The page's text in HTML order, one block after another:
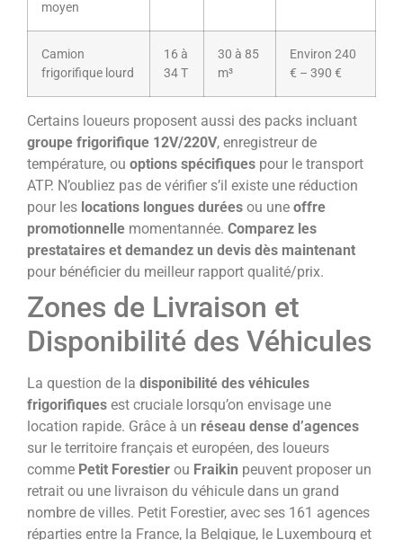
moyen
Camion
frigorifique lourd
16 à
34 T
30 à 85
m³
Environ 240
€ – 390 €
Certains loueurs proposent aussi des packs incluant
groupe frigorifique 12V/220V, enregistreur de
température, ou options spécifiques pour le transport
ATP. N’oubliez pas de vérifier s’il existe une réduction
pour les locations longues durées ou une offre
promotionnelle momentannée. Comparez les
prestataires et demandez un devis dès maintenant
pour bénéficier du meilleur rapport qualité/prix.
Zones de Livraison et
Disponibilité des Véhicules
La question de la disponibilité des véhicules
frigorifiques est cruciale lorsqu’on envisage une
location rapide. Grâce à un réseau dense d’agences
sur le territoire français et européen, des loueurs
comme Petit Forestier ou Fraikin peuvent proposer un
retrait ou une livraison du véhicule dans un grand
nombre de villes. Petit Forestier, avec ses 161 agences
réparties entre la France, la Belgique, le Luxembourg et